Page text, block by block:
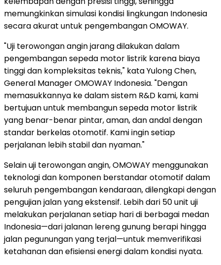
memungkinkan simulasi kondisi lingkungan Indonesia
secara akurat untuk pengembangan OMOWAY.
"Uji terowongan angin jarang dilakukan dalam
pengembangan sepeda motor listrik karena biaya
tinggi dan kompleksitas teknis," kataYulong Chen,
General Manager OMOWAY Indonesia. "Dengan
memasukkannya ke dalam sistem R&D kami, kami
bertujuan untuk membangun sepeda motor listrik
yang benar-benar pintar, aman, dan andal dengan
standar berkelas otomotif. Kami ingin setiap
perjalanan lebih stabil dan nyaman."
Selain uji terowongan angin, OMOWAY menggunakan
teknologi dan komponen berstandar otomotif dalam
seluruh pengembangan kendaraan, dilengkapi dengan
pengujian jalan yang ekstensif. Lebih dari 50 unit uji
melakukan perjalanan setiap hari di berbagai medan
Indonesia—dari jalanan lereng gunung berapi hingga
jalan pegunungan yang terjal—untuk memverifikasi
ketahanan dan efisiensi energi dalam kondisi nyata.